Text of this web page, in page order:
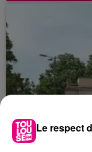
Le respect